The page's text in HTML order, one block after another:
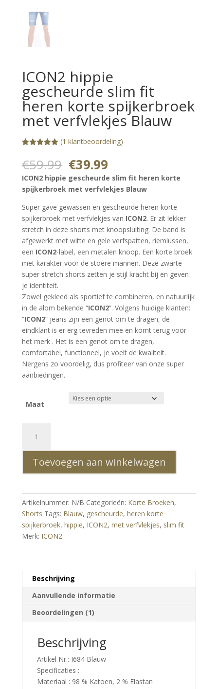
ICON2 hippie
gescheurde slim fit
heren korte spijkerbroek
met verfvlekjes Blauw
gebaseerd
klantbeoorde
ling
(1 klantbeoordeling)
€59.99 Oorspronkelijke
prijs
was:
€59.99.
€39.99Huidige
prijs
is:
€39.99.
ICON2 hippie gescheurde slim fit heren korte
spijkerbroek met verfvlekjes Blauw
Super gave gewassen en gescheurde heren korte
spijkerbroek met verfvlekjes van ICON2. Er zit lekker
stretch in deze shorts met knoopsluiting. De band is
afgewerkt met witte en gele verfspatten, riemlussen,
een ICON2-label, een metalen knoop. Een korte broek
met karakter voor de stoere mannen. Deze zwarte
super stretch shorts zetten je stijl kracht bij en geven
je identiteit.
Zowel gekleed als sportief te combineren, en natuurlijk
in de alom bekende “ICON2”. Volgens huidige klanten:
“ICON2” jeans zijn een genot om te dragen, de
eindklant is er erg tevreden mee en komt terug voor
het merk . Het is een genot om te dragen,
comfortabel, functioneel, je voelt de kwaliteit.
Nergens zo voordelig, dus profiteer van onze super
aanbiedingen.
Maat
hippie
gescheurde
slim
fit
korte
spijkerbroek
met
verfvlekjes
Blauw
Toevoegen aan winkelwagen
Artikelnummer: N/B Categorieën: Korte Broeken,
Shorts Tags: Blauw, gescheurde, heren korte
spijkerbroek, hippie, ICON2, met verfvlekjes, slim fit
Merk: ICON2
Beschrijving
Aanvullende informatie
Beoordelingen (1)
Beschrijving
Artikel Nr.: I684 Blauw
Specificaties :
Materiaal : 98 % Katoen, 2 % Elastan